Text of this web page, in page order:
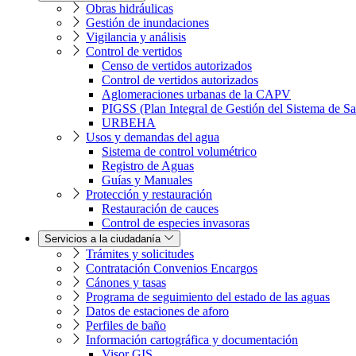
Obras hidráulicas
Gestión de inundaciones
Vigilancia y análisis
Control de vertidos
Censo de vertidos autorizados
Control de vertidos autorizados
Aglomeraciones urbanas de la CAPV
PIGSS (Plan Integral de Gestión del Sistema de
URBEHA
Usos y demandas del agua
Sistema de control volumétrico
Registro de Aguas
Guías y Manuales
Protección y restauración
Restauración de cauces
Control de especies invasoras
Servicios a la ciudadanía
Trámites y solicitudes
Contratación Convenios Encargos
Cánones y tasas
Programa de seguimiento del estado de las aguas
Datos de estaciones de aforo
Perfiles de baño
Información cartográfica y documentación